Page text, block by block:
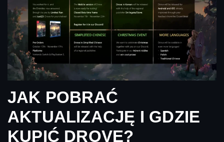
JAK POBRAĆ
AKTUALIZACJĘ I GDZIE
KUPIĆ DROVĘ?